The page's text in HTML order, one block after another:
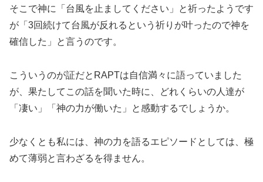
そこで神に「台風を止ましてください」と祈ったようです
が「3回続けて台風が反れるという祈りが叶ったので神を
確信した」と言うのです。
こういうのが証だとRAPTは自信満々に語っていました
が、果たしてこの話を聞いた時に、どれくらいの人達が
「凄い」「神の力が働いた」と感動するでしょうか。
少なくとも私には、神の力を語るエピソードとしては、極
めて薄弱と言わざるを得ません。